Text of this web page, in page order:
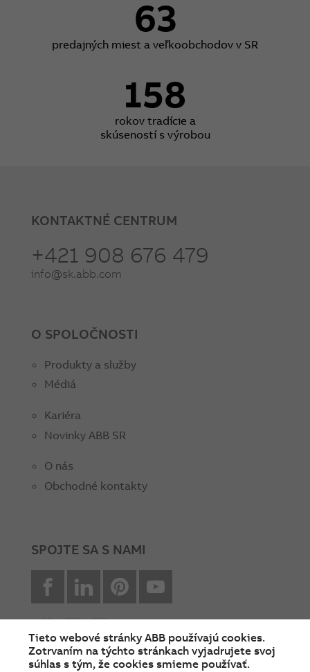
63
predajných miest a veľkoobchodov v SR
158
rokov tradície a
skúseností s výrobou
KONTAKTNÉ CENTRUM
+421 908 676 479
info@sk.abb.com
O SPOLOČNOSTI
Produkty a služby
Médiá
Kariéra
Novinky ABB SR
O nás
Obchodné kontakty
SPOJTE SA S NAMI
facebookLinkedin Pinterest
Tieto webové stránky ABB používajú cookies.
Zotrvaním na týchto stránkach vyjadrujete svoj
súhlas s tým, že cookies smieme používať.